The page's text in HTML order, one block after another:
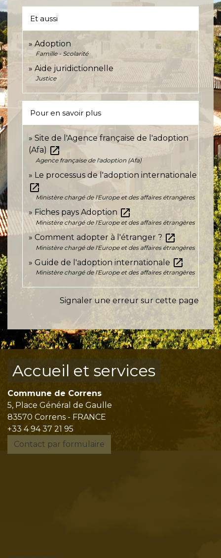
Et aussi
Adoption
Famille - Scolarité
Aide juridictionnelle
Justice
Pour en savoir plus
Site de l'Agence française de l'adoption
(Afa) open_in_new
Agence française de l'adoption (Afa)
Le processus de l'adoption internationale
open_in_new
Ministère chargé de l'Europe et des affaires étrangères
Fiches pays Adoption open_in_new
Ministère chargé de l'Europe et des affaires étrangères
Comment adopter à l'étranger ? open_in_new
Ministère chargé de l'Europe et des affaires étrangères
Guide de l'adoption internationale open_in_new
Ministère chargé de l'Europe et des affaires étrangères
Signaler une erreur sur cette page
Accueil et services
Commune de Correns
5, Place Général de Gaulle
83570 Correns - FRANCE
+33 4 94 37 21 95
Contact par formulaire